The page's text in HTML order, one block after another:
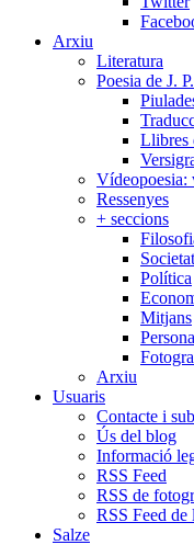
Arxiu
Literatura
Poesia de J. P.
Llibres
Vídeopoesia:
Ressenyes
+ seccions
Societat
Política
Mitjans
Arxiu
Usuaris
Contacte i
Ús del blog
Informació
RSS Feed
RSS de
RSS Feed de
Salze